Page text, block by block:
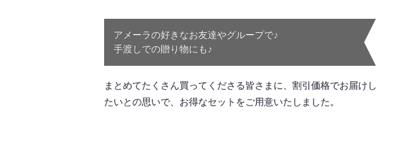
アメーラの好きなお友達やグループで♪
手渡しでの贈り物にも♪
まとめてたくさん買ってくださる皆さまに、割引価格でお届けし
たいとの思いで、お得なセットをご用意いたしました。